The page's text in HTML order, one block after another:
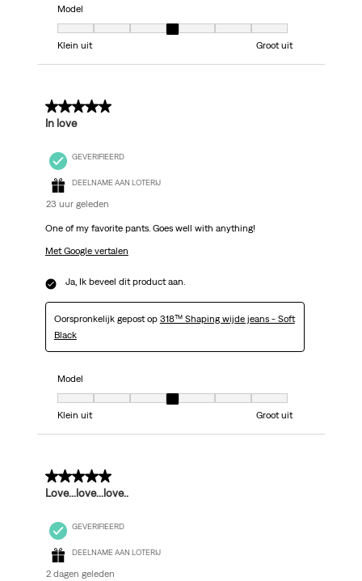
Model
Model, 4 van 7, waarbij 1 gelijk is aan Klein uit en 7 gelijk is aan Groot uit
Klein uit
Groot uit
5 van 5 sterren.
In love
GEVERIFIEERD
DEELNAME AAN LOTERIJ
23 uur geleden
One of my favorite pants. Goes well with anything!
Met Google vertalen
Ja, Ik beveel dit product aan.
Oorspronkelijk gepost op 318™ Shaping wijde jeans - Soft
Black
Model
Model, 4 van 7, waarbij 1 gelijk is aan Klein uit en 7 gelijk is aan Groot uit
Klein uit
Groot uit
5 van 5 sterren.
Love...love...love..
GEVERIFIEERD
DEELNAME AAN LOTERIJ
2 dagen geleden